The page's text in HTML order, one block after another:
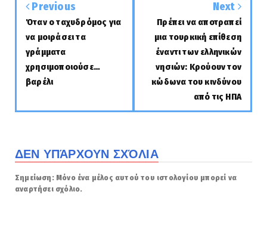
Previous
Όταν ο ταχυδρόμος για
να μοιράσει τα
γράμματα
χρησιμοποιούσε…
βαρέλι
Next
Πρέπει να αποτραπεί
μια τουρκική επίθεση
έναντι των ελληνικών
νησιών: Κρούουν τον
κώδωνα του κινδύνου
από τις ΗΠΑ
ΔΕΝ ΥΠΆΡΧΟΥΝ ΣΧΌΛΙΑ
Σημείωση: Μόνο ένα μέλος αυτού του ιστολογίου μπορεί να
αναρτήσει σχόλιο.